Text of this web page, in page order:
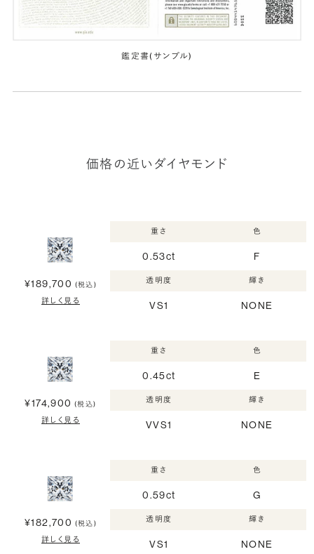
鑑定書(サンプル)
価格の近いダイヤモンド
¥189,700 (税込)
詳しく見る
重さ
0.53ct
色
F
透明度
VS1
輝き
NONE
¥174,900 (税込)
詳しく見る
重さ
0.45ct
色
E
透明度
VVS1
輝き
NONE
¥182,700 (税込)
詳しく見る
重さ
0.59ct
色
G
透明度
VS1
輝き
NONE